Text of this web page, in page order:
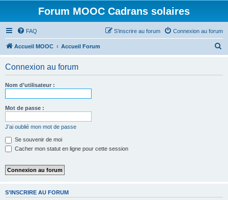
Forum MOOC Cadrans solaires
FAQ Connexion au forum
S’inscrire au forum
Accueil MOOC Accueil Forum
Connexion au forum
Nom d’utilisateur :
Mot de passe :
J’ai oublié mon mot de passe
Se souvenir de moi
Cacher mon statut en ligne pour cette session
S’INSCRIRE AU FORUM